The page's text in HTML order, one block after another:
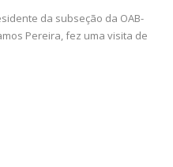
da subseção da OAB-
Pereira, fez uma visita de